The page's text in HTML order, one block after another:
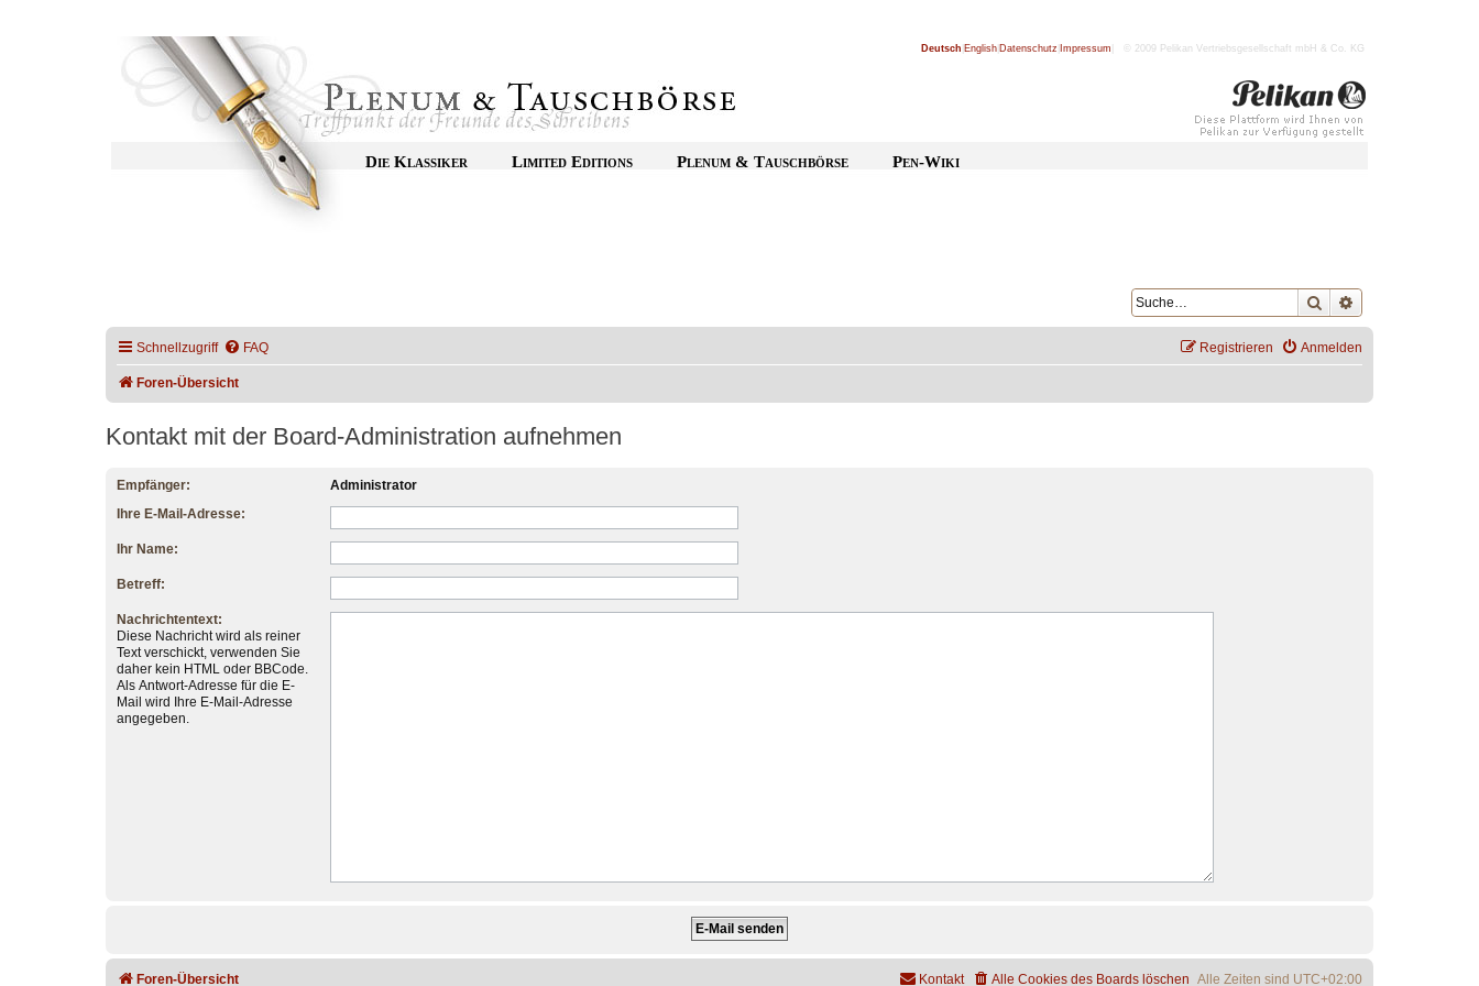
Deutsch English Datenschutz Impressum | © 2009 Pelikan Vertriebsgesellschaft mbH & Co. KG
Die Klassiker Limited Editions Plenum & Tauschbörse Pen-Wiki
Suche
Schnellzugriff FAQ Anmelden
Registrieren
Foren-Übersicht
Kontakt mit der Board-Administration aufnehmen
Empfänger:
Administrator
Ihre E-Mail-Adresse:
Ihr Name:
Betreff:
Nachrichtentext:
Diese Nachricht wird als reiner
Text verschickt, verwenden Sie
daher kein HTML oder BBCode.
Als Antwort-Adresse für die E-
Mail wird Ihre E-Mail-Adresse
angegeben.
Foren-Übersicht Alle Zeiten sind UTC+02:00
Alle Cookies des Boards löschen
Kontakt